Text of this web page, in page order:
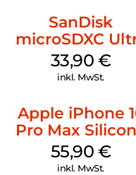
SanDisk
microSDXC
128 GB +
Mobile
33,90 €
inkl. MwSt.
Apple iPhone
Pro Max
Case MagSafe
Stone Gray
55,90 €
inkl. MwSt.